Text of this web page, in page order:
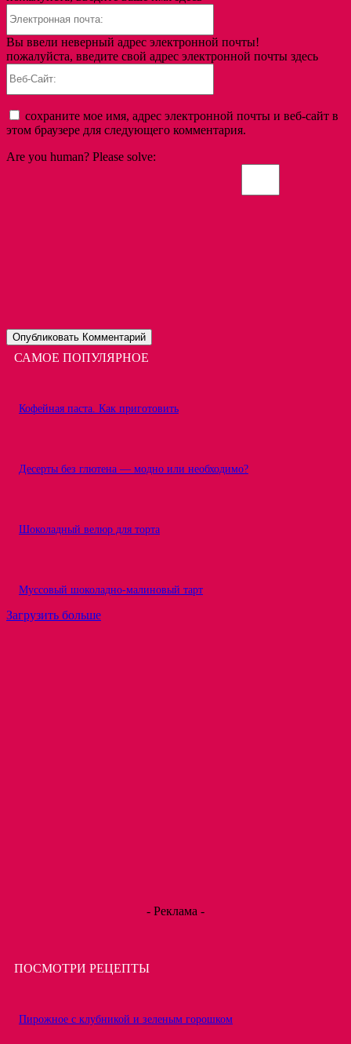
Вы ввели неверный адрес электронной почты!
пожалуйста, введите свой адрес электронной почты здесь
сохраните мое имя, адрес электронной почты и веб-сайт в
этом браузере для следующего комментария.
Are you human? Please solve:
САМОЕ ПОПУЛЯРНОЕ
Кофейная паста. Как приготовить
Десерты без глютена — модно или необходимо?
Шоколадный велюр для торта
Муссовый шоколадно-малиновый тарт
Загрузить больше
- Реклама -
ПОСМОТРИ РЕЦЕПТЫ
Пирожное с клубникой и зеленым горошком